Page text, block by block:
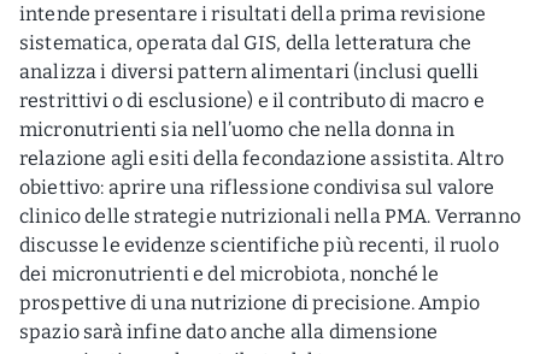
intende presentare i risultati della prima revisione
sistematica, operata dal GIS, della letteratura che
analizza i diversi pattern alimentari (inclusi quelli
restrittivi o di esclusione) e il contributo di macro e
micronutrienti sia nell’uomo che nella donna in
relazione agli esiti della fecondazione assistita. Altro
obiettivo: aprire una riflessione condivisa sul valore
clinico delle strategie nutrizionali nella PMA. Verranno
discusse le evidenze scientifiche più recenti, il ruolo
dei micronutrienti e del microbiota, nonché le
prospettive di una nutrizione di precisione. Ampio
spazio sarà infine dato anche alla dimensione